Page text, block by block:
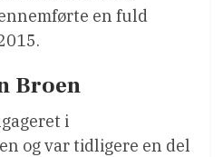
en fuld
Broen
i
og var tidligere en del